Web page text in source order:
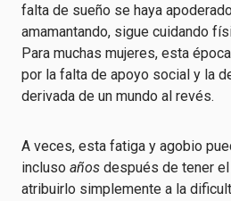
falta de sueño se haya
amamantando, sigue cuidando
Para muchas mujeres, esta
por la falta de apoyo social y la
derivada de un mundo al revés.
A veces, esta fatiga y agobio
incluso años después de tener
atribuirlo simplemente a la